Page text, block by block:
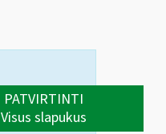
PATVIRTINTI
Visus slapukus